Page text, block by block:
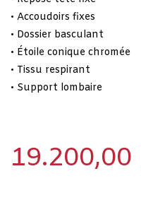
• Accoudoirs fixes
• Dossier basculant
• Étoile conique chromée
• Tissu respirant
• Support lombaire
19.200,00